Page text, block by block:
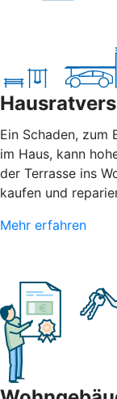
Ein Schaden, zum
im Haus, kann
der Terrasse ins
kaufen und
Mehr erfahren